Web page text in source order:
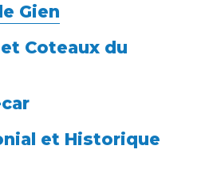
Gien
Coteaux du
et Historique